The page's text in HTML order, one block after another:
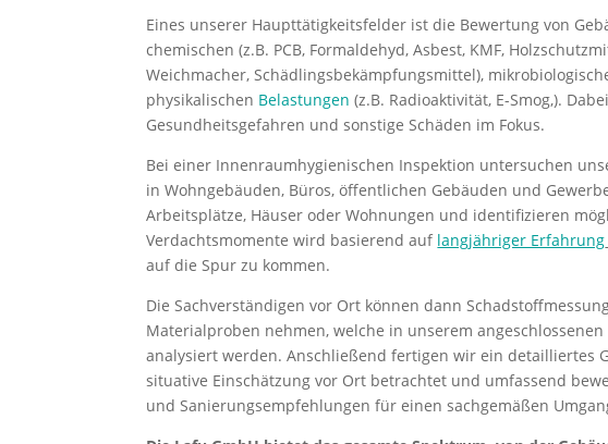
Eines unserer Haupttätigkeitsfelder ist die Bewertung von
chemischen (z.B. PCB, Formaldehyd, Asbest, KMF,
Weichmacher, Schädlingsbekämpfungsmittel),
physikalischen Belastungen (z.B. Radioaktivität, E-Smog,).
Gesundheitsgefahren und sonstige Schäden im Fokus.
Bei einer Innenraumhygienischen Inspektion untersuchen
in Wohngebäuden, Büros, öffentlichen Gebäuden und
Arbeitsplätze, Häuser oder Wohnungen und identifizieren
Verdachtsmomente wird basierend auf langjähriger Erfahrung
auf die Spur zu kommen.
Die Sachverständigen vor Ort können dann
Materialproben nehmen, welche in unserem angeschlossenen
analysiert werden. Anschließend fertigen wir ein detailliertes
situative Einschätzung vor Ort betrachtet und umfassend
und Sanierungsempfehlungen für einen sachgemäßen